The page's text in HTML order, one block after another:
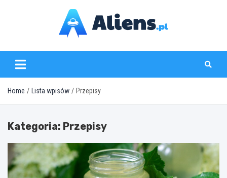
aliens.pl
Home Lista wpisów Przepisy
Kategoria: Przepisy